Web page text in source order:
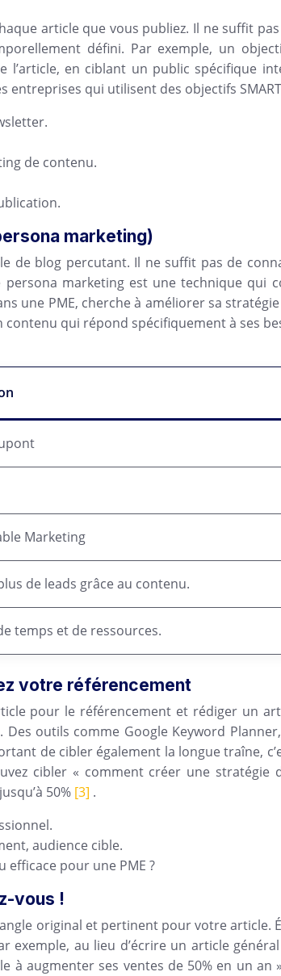
article que vous publiez. Il ne suffit
défini. Par exemple, un
en ciblant un public spécifique
entreprises qui utilisent des objectifs
de contenu.
marketing)
de blog percutant. Il ne suffit pas de
marketing est une technique qui
une PME, cherche à améliorer sa
qui répond spécifiquement à ses
Marketing
de leads grâce au contenu.
temps et de ressources.
votre référencement
pour le référencement et rédiger un
outils comme Google Keyword
de cibler également la longue traîne,
cibler « comment créer une stratégie
50% [3] .
audience cible.
pour une PME ?
vous !
original et pertinent pour votre article.
exemple, au lieu d’écrire un article
augmenter ses ventes de 50% en un